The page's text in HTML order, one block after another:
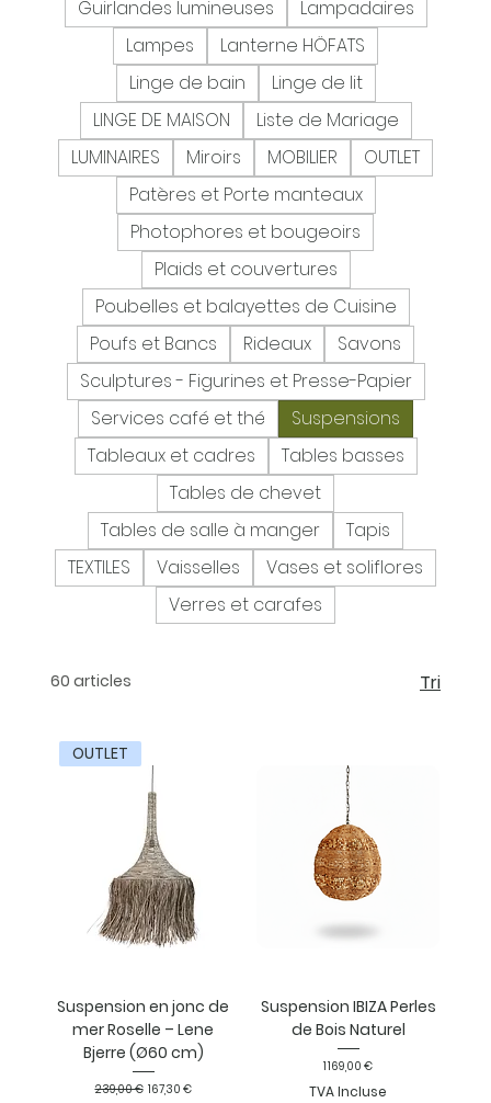
Guirlandes lumineuses
Lampadaires
Lampes
Lanterne HÖFATS
Linge de bain
Linge de lit
LINGE DE MAISON
Liste de Mariage
LUMINAIRES
Miroirs MOBILIER
OUTLET
Patères et Porte manteaux
Photophores et bougeoirs
Plaids et couvertures
Poubelles et balayettes de Cuisine
Poufs et Bancs
Rideaux
Savons
Sculptures - Figurines et Presse-Papier
Services café et thé
Suspensions
Tableaux et cadres
Tables basses
Tables de chevet
Tables de salle à manger
Tapis
TEXTILES
Vaisselles
Vases et soliflores
Verres et carafes
60 articles Tri
OUTLET
Suspension en jonc de
mer Roselle – Lene
Bjerre (Ø60 cm)
Prix original
239,00 € Prix promotionnel
167,30 €
Suspension IBIZA Perles
de Bois Naturel
Prix
1 169,00 €
TVA Incluse